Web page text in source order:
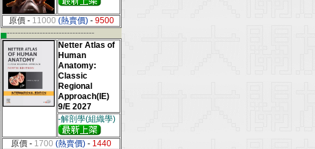
原價 - 11000 (熱賣價) - 9500
▄--------------------------------
Netter Atlas of
Human
Anatomy:
Classic
Regional
Approach(IE)
9/E 2027
-解剖學(組織學)
原價 - 1700 (熱賣價) - 1440